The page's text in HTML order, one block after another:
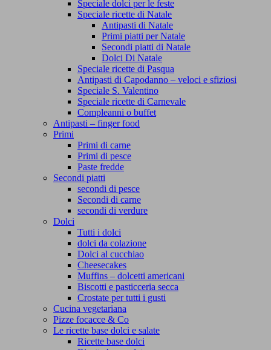
Speciale dolci per le feste
Speciale ricette di Natale
Antipasti di Natale
Primi piatti per Natale
Secondi piatti di Natale
Dolci Di Natale
Speciale ricette di Pasqua
Antipasti di Capodanno – veloci e sfiziosi
Speciale S. Valentino
Speciale ricette di Carnevale
Compleanni o buffet
Antipasti – finger food
Primi
Primi di carne
Primi di pesce
Paste fredde
Secondi piatti
secondi di pesce
Secondi di carne
secondi di verdure
Dolci
Tutti i dolci
dolci da colazione
Dolci al cucchiao
Cheesecakes
Muffins – dolcetti americani
Biscotti e pasticceria secca
Crostate per tutti i gusti
Cucina vegetariana
Pizze focacce & Co
Le ricette base dolci e salate
Ricette base dolci